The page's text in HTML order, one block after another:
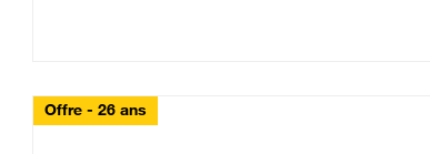
Offre - 26 ans